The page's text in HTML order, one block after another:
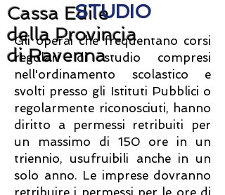
Cassa Edile
della Provincia
di Ravenna
STUDIO
Gli operai che frequentano corsi
regolari di studio compresi
nell'ordinamento scolastico e
svolti presso gli Istituti Pubblici o
regolarmente riconosciuti, hanno
diritto a permessi retribuiti per
un massimo di 150 ore in un
triennio, usufruibili anche in un
solo anno. Le imprese dovranno
retribuire i permessi per le ore di